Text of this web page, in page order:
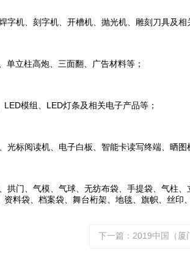
机、刻字机、开槽机、抛光机、雕刻刀具及相
立柱高炮、三面翻、广告材料等；
模组、LED灯条及相关电子产品等；
标阅读机、电子白板、智能卡读写终端、晒图
门、气模、气球、无纺布袋、手提袋、气柱、
料袋、档案袋、舞台桁架、地毯、旗帜、丝印
下一篇：2019中国（厦